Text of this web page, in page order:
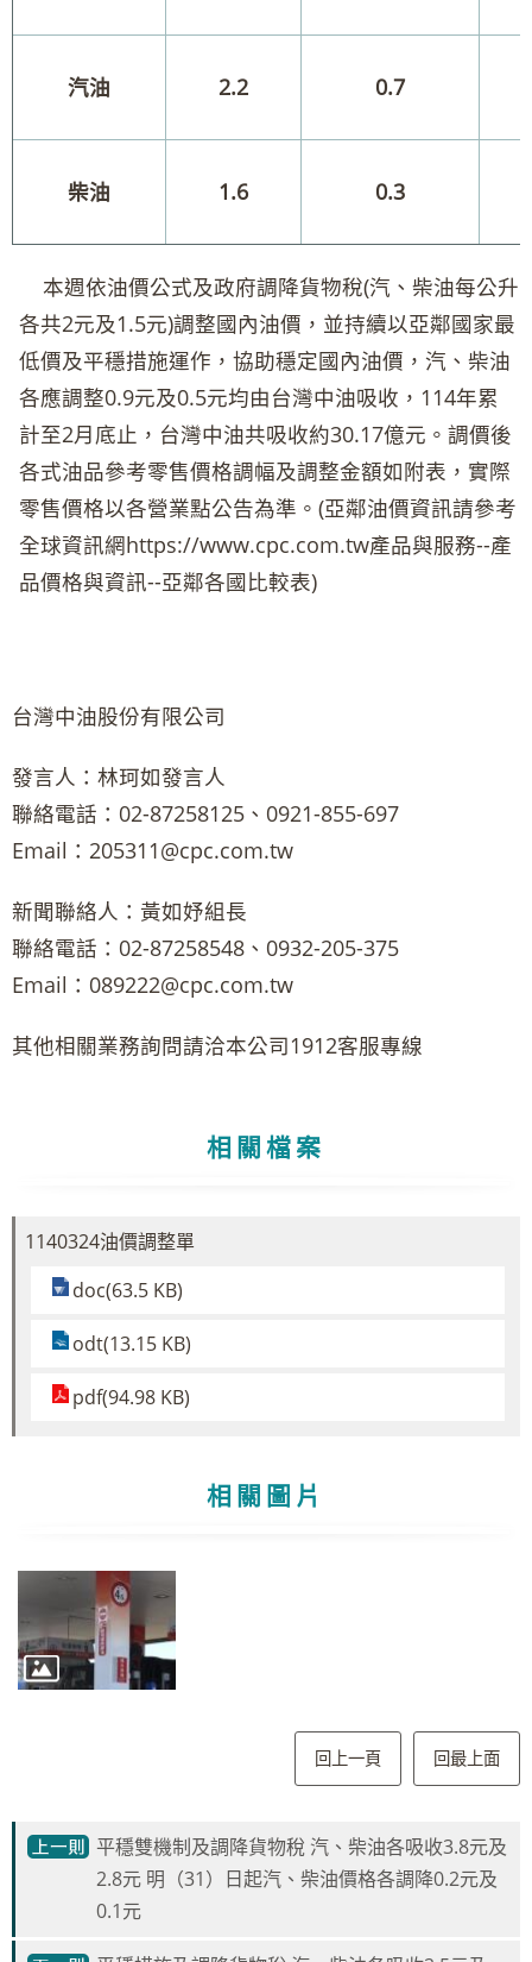
汽油 2.2 0.7
柴油 1.6 0.3
本週依油價公式及政府調降貨物稅(汽、柴油每公升
各共2元及1.5元)調整國內油價，並持續以亞鄰國家最
低價及平穩措施運作，協助穩定國內油價，汽、柴油
各應調整0.9元及0.5元均由台灣中油吸收，114年累
計至2月底止，台灣中油共吸收約30.17億元。調價後
各式油品參考零售價格調幅及調整金額如附表，實際
零售價格以各營業點公告為準。(亞鄰油價資訊請參考
全球資訊網https://www.cpc.com.tw產品與服務--產
品價格與資訊--亞鄰各國比較表)
台灣中油股份有限公司
發言人：林珂如發言人
聯絡電話：02-87258125、0921-855-697
Email：205311@cpc.com.tw
新聞聯絡人：黃如妤組長
聯絡電話：02-87258548、0932-205-375
Email：089222@cpc.com.tw
其他相關業務詢問請洽本公司1912客服專線
相關檔案
1140324油價調整單
doc(63.5 KB)
odt(13.15 KB)
pdf(94.98 KB)
相關圖片
回上一頁 回最上面
平穩雙機制及調降貨物稅 汽、柴油各吸收3.8元及
2.8元 明（31）日起汽、柴油價格各調降0.2元及
0.1元